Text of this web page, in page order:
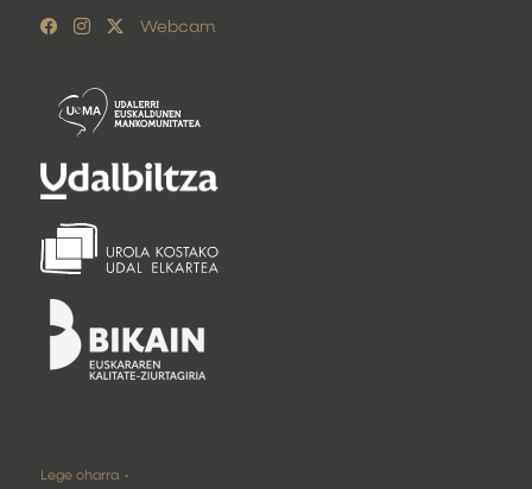
Webcam
Lege oharra